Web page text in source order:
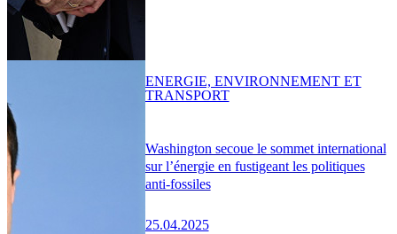
Washington secoue le sommet international
sur l’énergie en fustigeant les politiques
anti-fossiles
25.04.2025
ENERGIE, ENVIRONNEMENT ET
TRANSPORT